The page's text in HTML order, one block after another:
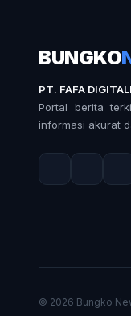
BUNGKO
PT. FAFA
Portal berita
informasi akurat
© 2026 Bungko